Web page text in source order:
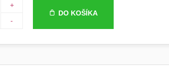
+
-
DO KOŠÍKA